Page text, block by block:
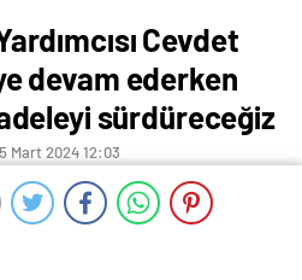
Cevdet
devam ederken
sürdüreceğiz
Mart 2024 12:03